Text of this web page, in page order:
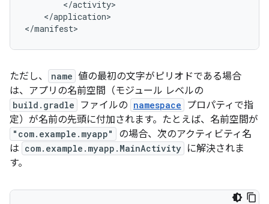
</application>
</manifest>
ただし、 name 値の最初の文字がピリオドである場合
は、アプリの名前空間（モジュール レベルの
build.gradle ファイルの namespace
プロパティで指
定）が名前の先頭に付加されます。たとえば、名前空間が
"com.example.myapp"
の場合、次のアクティビティ名
は com.example.myapp.MainActivity に解決されま
す。